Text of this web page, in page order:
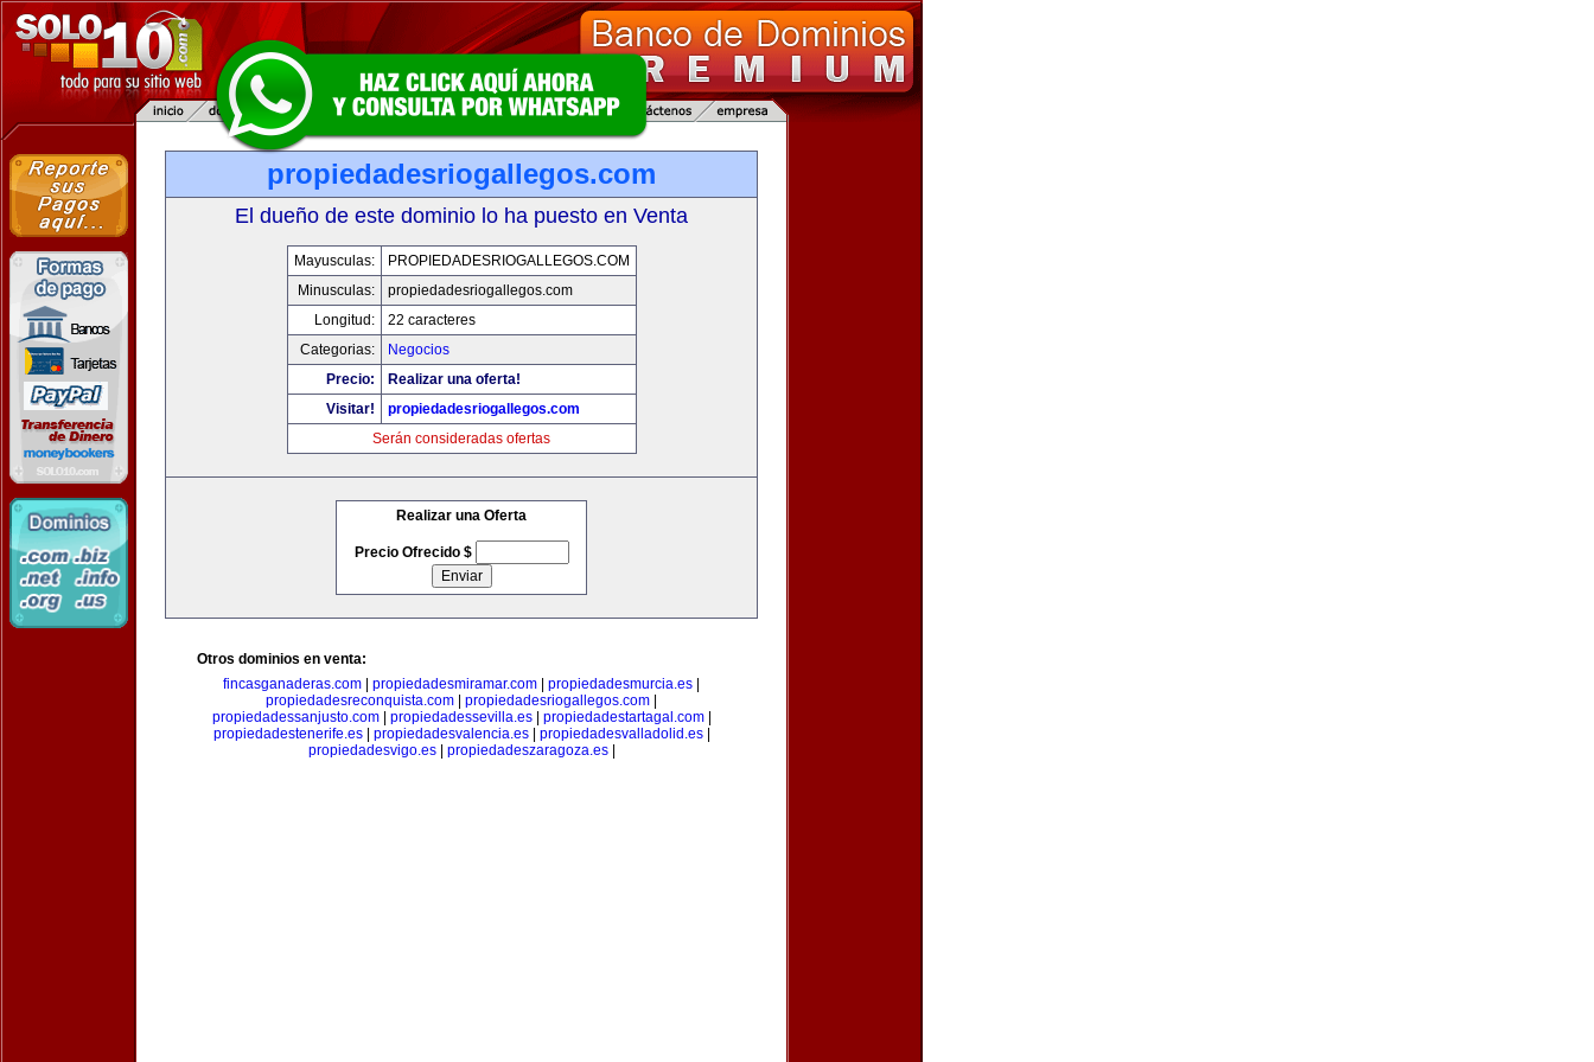
propiedadesriogallegos.com
El dueño de este dominio lo ha puesto en Venta
Mayusculas:
PROPIEDADESRIOGALLEGOS.COM
Minusculas:
propiedadesriogallegos.com
Longitud:
22 caracteres
Categorias:
Negocios
Precio:
Realizar una oferta!
Visitar!
propiedadesriogallegos.com
Serán consideradas ofertas
Realizar una Oferta
Precio Ofrecido $
Otros dominios en venta:
fincasganaderas.com
propiedadesmiramar.com propiedadesmurcia.es
propiedadesreconquista.com
propiedadesriogallegos.com
propiedadessanjusto.com| propiedadessevilla.es| propiedadestartagal.com|
propiedadestenerife.es| propiedadesvalencia.es| propiedadesvalladolid.es|
propiedadesvigo.es| propiedadeszaragoza.es|